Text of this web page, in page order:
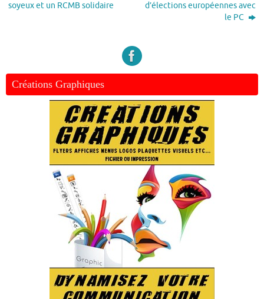
soyeux et un RCMB solidaire
d’élections européennes avec
le PC
Créations Graphiques